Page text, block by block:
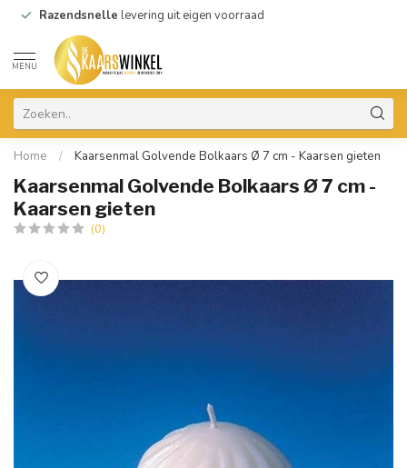
Razendsnelle levering uit eigen voorraad
MENU
Home / Kaarsenmal Golvende Bolkaars Ø 7 cm - Kaarsen gieten
Kaarsenmal Golvende Bolkaars Ø 7 cm -
Kaarsen gieten
(0)